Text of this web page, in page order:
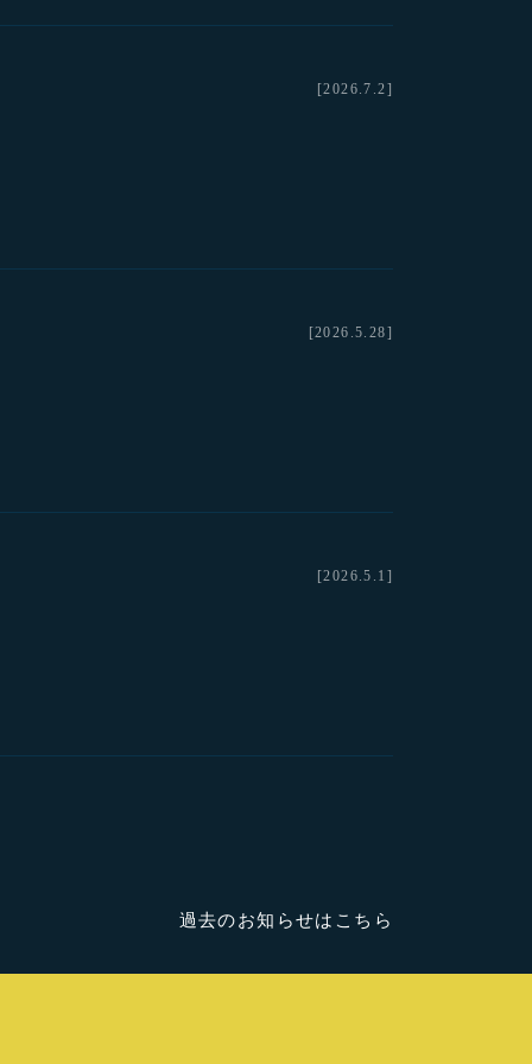
[2026.7.2]
[2026.5.28]
[2026.5.1]
過去のお知らせはこちら